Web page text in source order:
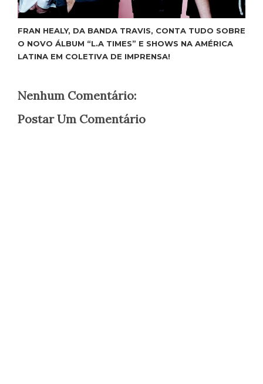
FRAN HEALY, DA BANDA TRAVIS, CONTA TUDO SOBRE
O NOVO ÁLBUM “L.A TIMES” E SHOWS NA AMÉRICA
LATINA EM COLETIVA DE IMPRENSA!
Nenhum Comentário:
Postar Um Comentário